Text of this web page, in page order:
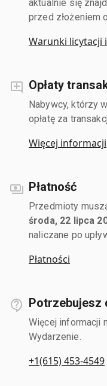
aktualnie się
przed złożeniem
Warunki licytacji
Opłaty
Nabywcy, którzy
opłatę za
Więcej informacji
Płatność
Przedmioty
środa, 22 lipca
naliczane po
Płatności
Potrzebujesz
Więcej informacji
Wydarzenie.
+1(615) 453-4549